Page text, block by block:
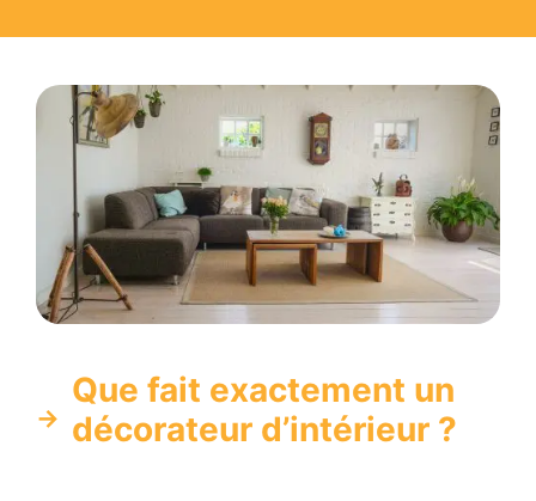
Que fait exactement un
décorateur d’intérieur ?